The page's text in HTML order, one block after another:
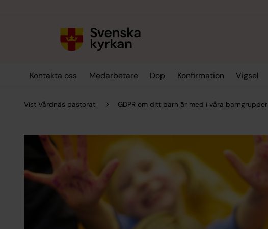
Kontakta oss Medarbetare Dop Konfirmation Vigsel
Vist Vårdnäs pastorat GDPR om ditt barn är med i våra barngrupper